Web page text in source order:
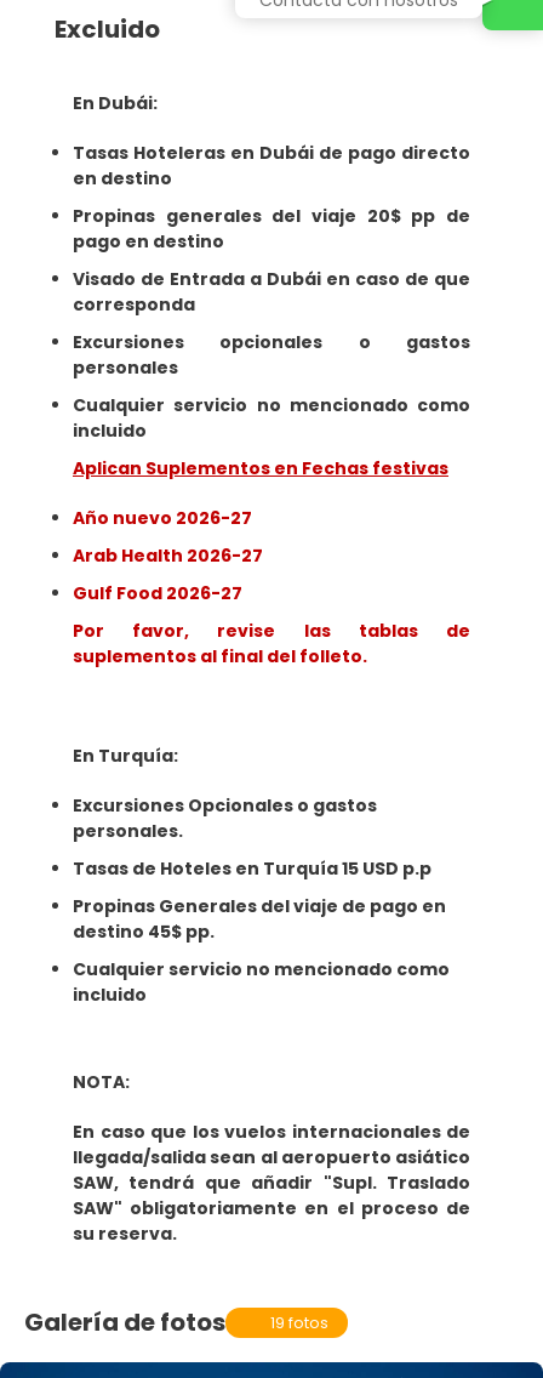
Excluido
En Dubái:
Tasas Hoteleras en Dubái de pago directo
en destino
Propinas generales del viaje 20$ pp de
pago en destino
Visado de Entrada a Dubái en caso de que
corresponda
Excursiones opcionales o gastos
personales
Cualquier servicio no mencionado como
incluido
Aplican Suplementos en Fechas festivas
Año nuevo 2026-27
Arab Health 2026-27
Gulf Food 2026-27
Por favor, revise las tablas de
suplementos al final del folleto.
En Turquía:
Excursiones Opcionales o gastos
personales.
Tasas de Hoteles en Turquía 15 USD p.p
Propinas Generales del viaje de pago en
destino 45$ pp.
Cualquier servicio no mencionado como
incluido
NOTA:
En caso que los vuelos internacionales de
llegada/salida sean al aeropuerto asiático
SAW, tendrá que añadir "Supl. Traslado
SAW" obligatoriamente en el proceso de
su reserva.
Galería de fotos 19 fotos